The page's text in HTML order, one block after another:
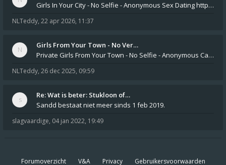
Girls In Your City - No Selfie - Anonymous Sex Dating https://SecretPrivat.com Womens In Your Town - Anonymous S
NLTeddy, 22 apr 2026, 11:37
Girls From Your Town - No Ver…
Private Girls From Your Town - No Selfie - Anonymous Casual Dating https://PrivateLadyEscorts.com Private Lady In
NLTeddy, 26 dec 2025, 09:59
Re: Wat is beter: Stukloon of…
Sandd bestaat niet meer sinds 1 feb 2019.
slagvaardige, 04 jan 2022, 19:49
Forumoverzicht V&A Privacy Gebruikersvoorwaarden